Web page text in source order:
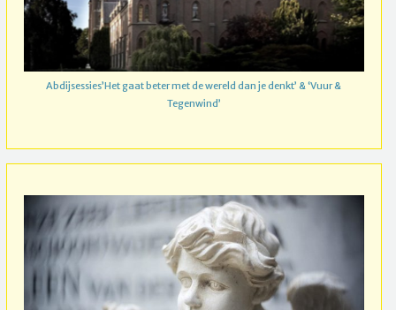
Abdijsessies’Het gaat beter met de wereld dan je denkt’ & ‘Vuur &
Tegenwind’